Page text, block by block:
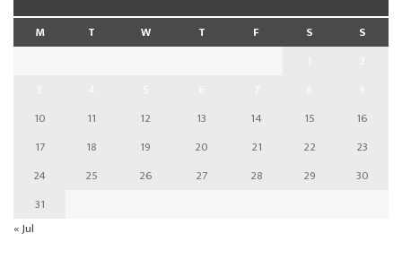
M T W T F S
S
10
11 12 13 14 15
16
17
18 19 20 21 22
23
24
25 26 27 28 29
30
31
« Jul